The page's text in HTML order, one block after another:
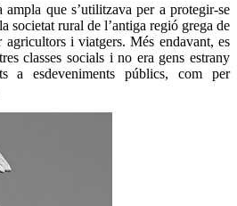
que s’utilitzava per a protegir-se
societat rural de l’antiga regió grega de
agricultors i viatgers. Més endavant, es
classes socials i no era gens estrany
a esdeveniments públics, com per